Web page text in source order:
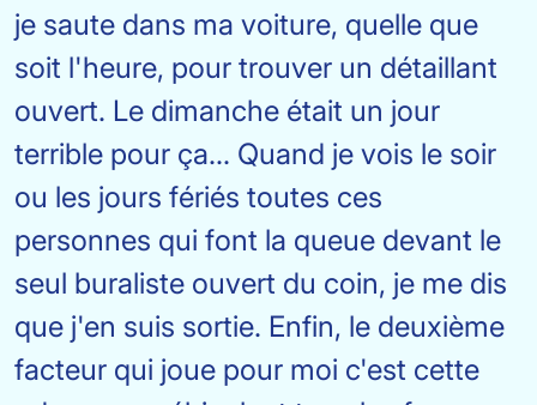
je saute dans ma voiture, quelle que
soit l'heure, pour trouver un détaillant
ouvert. Le dimanche était un jour
terrible pour ça... Quand je vois le soir
ou les jours fériés toutes ces
personnes qui font la queue devant le
seul buraliste ouvert du coin, je me dis
que j'en suis sortie. Enfin, le deuxième
facteur qui joue pour moi c'est cette